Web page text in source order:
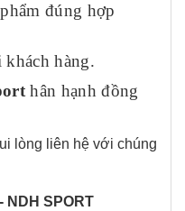
đúng hợp
hàng.
hân hạnh đồng
lòng liên hệ với chúng
NDH SPORT